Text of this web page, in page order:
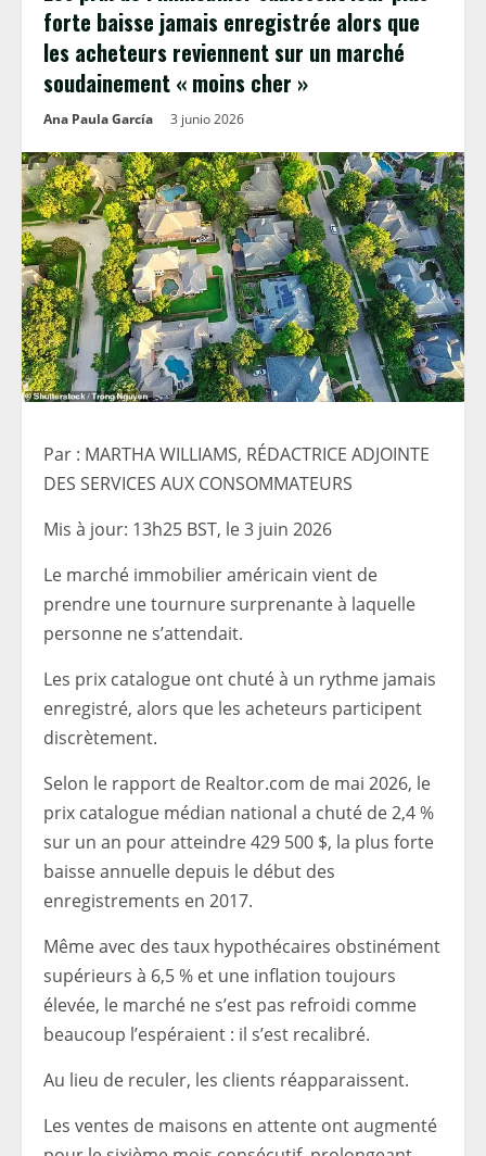
forte baisse jamais enregistrée alors que
les acheteurs reviennent sur un marché
soudainement « moins cher »
Ana Paula García 3 junio 2026
Par : MARTHA WILLIAMS, RÉDACTRICE ADJOINTE
DES SERVICES AUX CONSOMMATEURS
Mis à jour: 13h25 BST, le 3 juin 2026
Le marché immobilier américain vient de
prendre une tournure surprenante à laquelle
personne ne s’attendait.
Les prix catalogue ont chuté à un rythme jamais
enregistré, alors que les acheteurs participent
discrètement.
Selon le rapport de Realtor.com de mai 2026, le
prix catalogue médian national a chuté de 2,4 %
sur un an pour atteindre 429 500 $, la plus forte
baisse annuelle depuis le début des
enregistrements en 2017.
Même avec des taux hypothécaires obstinément
supérieurs à 6,5 % et une inflation toujours
élevée, le marché ne s’est pas refroidi comme
beaucoup l’espéraient : il s’est recalibré.
Au lieu de reculer, les clients réapparaissent.
Les ventes de maisons en attente ont augmenté